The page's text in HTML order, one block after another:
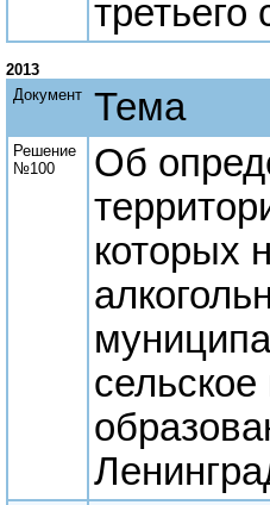
третьего
2013
Документ
Тема
Решение
№100
Об
которых